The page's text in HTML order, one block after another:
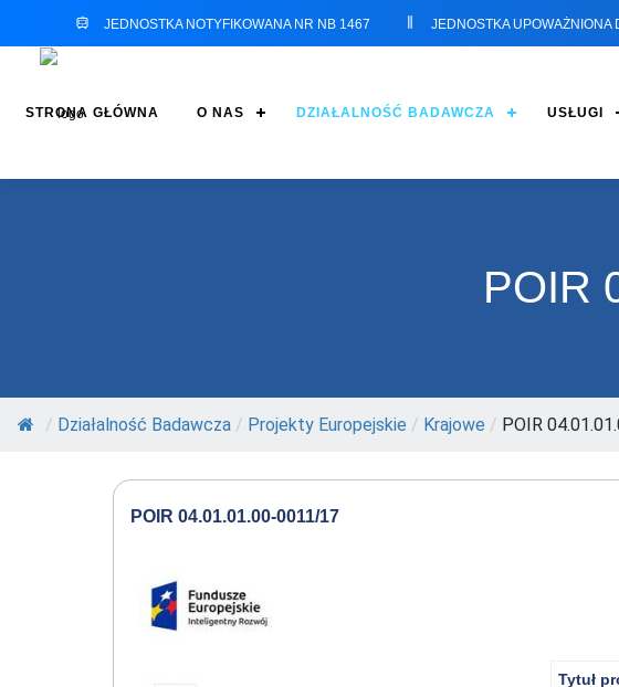
JEDNOSTKA NOTYFIKOWANA NR NB 1467 JEDNOSTKA UPOWAŻNIONA
STRONA GŁÓWNA O NAS DZIAŁALNOŚĆ BADAWCZA USŁUGI
POIR
/ Działalność Badawcza / Projekty Europejskie / Krajowe / POIR
POIR 04.01.01.00-0011/17
Tytuł